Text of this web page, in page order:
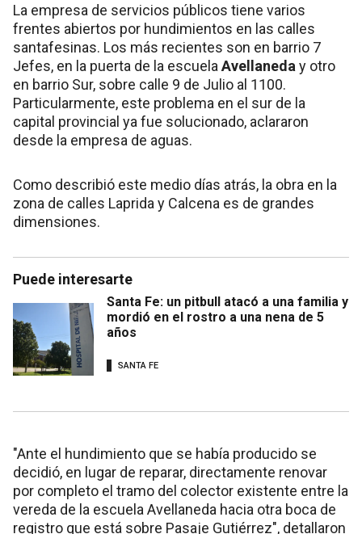
La empresa de servicios públicos tiene varios
frentes abiertos por hundimientos en las calles
santafesinas. Los más recientes son en barrio 7
Jefes, en la puerta de la escuela Avellaneda y otro
en barrio Sur, sobre calle 9 de Julio al 1100.
Particularmente, este problema en el sur de la
capital provincial ya fue solucionado, aclararon
desde la empresa de aguas.
Como describió este medio días atrás, la obra en la
zona de calles Laprida y Calcena es de grandes
dimensiones.
Puede interesarte
Santa Fe: un pitbull atacó a una familia y
mordió en el rostro a una nena de 5
años
SANTA FE
"Ante el hundimiento que se había producido se
decidió, en lugar de reparar, directamente renovar
por completo el tramo del colector existente entre la
vereda de la escuela Avellaneda hacia otra boca de
registro que está sobre Pasaje Gutiérrez", detallaron